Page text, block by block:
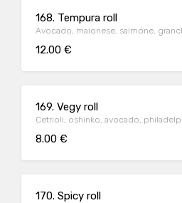
168. Tempura roll
Avocado, maionese, salmone,
12.00 €
169. Vegy roll
Cetrioli, oshinko, avocado,
8.00 €
170. Spicy roll